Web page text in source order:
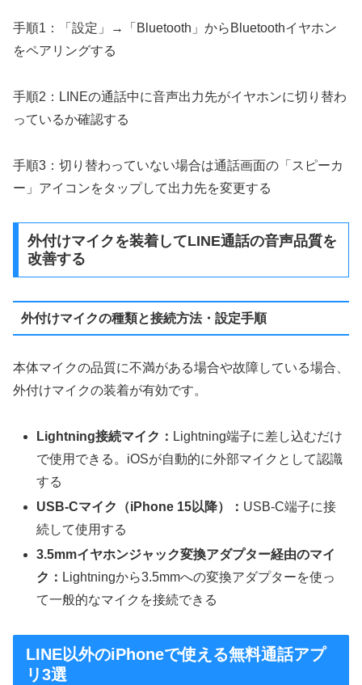
手順1：「設定」→「Bluetooth」からBluetoothイヤホン
をペアリングする
手順2：LINEの通話中に音声出力先がイヤホンに切り替わ
っているか確認する
手順3：切り替わっていない場合は通話画面の「スピーカ
ー」アイコンをタップして出力先を変更する
外付けマイクを装着してLINE通話の音声品質を
改善する
外付けマイクの種類と接続方法・設定手順
本体マイクの品質に不満がある場合や故障している場合、
外付けマイクの装着が有効です。
Lightning接続マイク： Lightning端子に差し込むだけ
で使用できる。iOSが自動的に外部マイクとして認識
する
USB-Cマイク（iPhone 15以降）： USB-C端子に接
続して使用する
3.5mmイヤホンジャック変換アダプター経由のマイ
ク： Lightningから3.5mmへの変換アダプターを使っ
て一般的なマイクを接続できる
LINE以外のiPhoneで使える無料通話アプ
リ3選